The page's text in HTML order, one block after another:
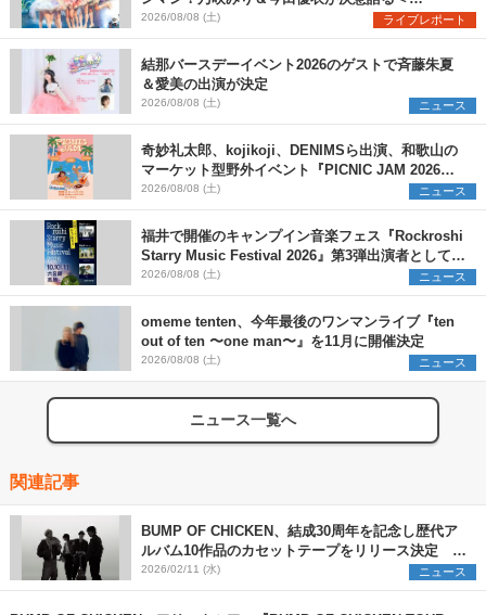
Onephony新体制1st Oneman Live はじまりの夏
＞
2026/08/08 (土) ライブレポート
結那バースデーイベント2026のゲストで斉藤朱夏
＆愛美の出演が決定
2026/08/08 (土) ニュース
奇妙礼太郎、kojikoji、DENIMSら出演、和歌山の
マーケット型野外イベント『PICNIC JAM 2026』
早割チケット発売開始
2026/08/08 (土) ニュース
福井で開催のキャンプイン音楽フェス『Rockroshi
Starry Music Festival 2026』第3弾出演者として
SCOOBIE DO、かりゆし58、Reiを発表
2026/08/08 (土) ニュース
omeme tenten、今年最後のワンマンライブ『ten
out of ten 〜one man〜』を11月に開催決定
2026/08/08 (土) ニュース
ニュース一覧へ
関連記事
BUMP OF CHICKEN、結成30周年を記念し歴代ア
ルバム10作品のカセットテープをリリース決定 ツ
アーの追加公演を発表
2026/02/11 (水) ニュース